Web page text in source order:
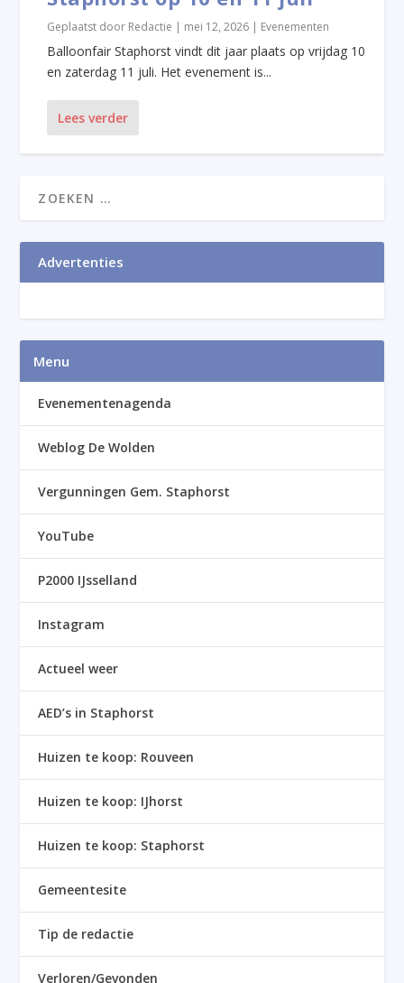
Geplaatst door Redactie | mei 12, 2026 | Evenementen
Balloonfair Staphorst vindt dit jaar plaats op vrijdag 10
en zaterdag 11 juli. Het evenement is...
Lees verder
Advertenties
Menu
Evenementenagenda
Weblog De Wolden
Vergunningen Gem. Staphorst
YouTube
P2000 IJsselland
Instagram
Actueel weer
AED’s in Staphorst
Huizen te koop: Rouveen
Huizen te koop: IJhorst
Huizen te koop: Staphorst
Gemeentesite
Tip de redactie
Verloren/Gevonden